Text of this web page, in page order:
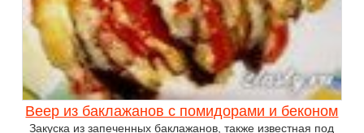
Веер из баклажанов с помидорами и беконом
Закуска из запеченных баклажанов, также известная под